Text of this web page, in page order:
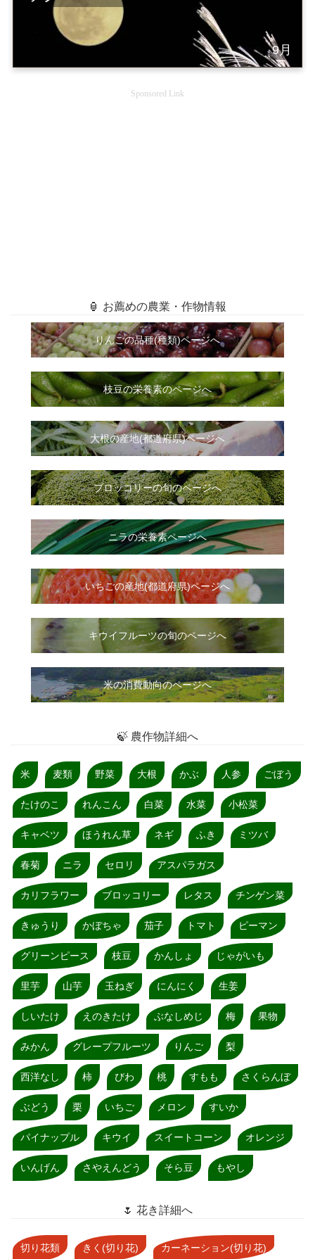
9月
Sponsored Link
🏮 お薦めの農業・作物情報
りんごの品種(種類)ページへ
枝豆の栄養素のページへ
大根の産地(都道府県)ページへ
ブロッコリーの旬のページへ
ニラの栄養素ページへ
いちごの産地(都道府県)ページへ
キウイフルーツの旬のページへ
米の消費動向のページへ
🍃 農作物詳細へ
米 麦類 野菜 大根 かぶ 人参 ごぼう
たけのこ れんこん 白菜 水菜 小松菜
キャベツ ほうれん草 ネギ ふき ミツバ
春菊 ニラ セロリ アスパラガス
カリフラワー ブロッコリー レタス チンゲン菜
きゅうり かぼちゃ 茄子 トマト ピーマン
グリーンピース 枝豆 かんしょ じゃがいも
里芋 山芋 玉ねぎ にんにく 生姜
しいたけ えのきたけ ぶなしめじ 梅 果物
みかん グレープフルーツ りんご 梨
西洋なし 柿 びわ 桃 すもも さくらんぼ
ぶどう 栗 いちご メロン すいか
パイナップル キウイ スイートコーン オレンジ
いんげん さやえんどう そら豆 もやし
🌷 花き詳細へ
切り花類 きく(切り花) カーネーション(切り花)